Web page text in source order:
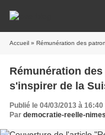
Accueil » Rémunération des
Rémunération
s'inspirer de la
Publié le 04/03/2013 à 16:40
Par democratie-reelle-nimes